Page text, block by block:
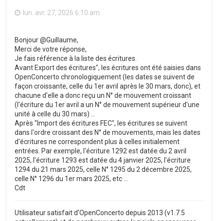
lun. avr. 27, 2026 6:10 am
Bonjour @Guillaume,
Merci de votre réponse,
Je fais référence à la liste des écritures.
Avant Export des écritures", les écritures ont été saisies dans
OpenConcerto chronologiquement (les dates se suivent de
façon croissante, celle du 1er avril après le 30 mars, donc), et
chacune d'elle a donc reçu un N° de mouvement croissant
(l'écriture du 1er avril a un N° de mouvement supérieur d'une
unité à celle du 30 mars) ...
Après "Import des écritures FEC", les écritures se suivent
dans l'ordre croissant des N° de mouvements, mais les dates
d'écritures ne correspondent plus à celles initialement
entrées. Par exemple, l'écriture 1292 est datée du 2 avril
2025, l'écriture 1293 est datée du 4 janvier 2025, l'écriture
1294 du 21 mars 2025, celle N° 1295 du 2 décembre 2025,
celle N° 1296 du 1er mars 2025, etc ...
Cdt
Utilisateur satisfait d'OpenConcerto depuis 2013 (v1.7.5